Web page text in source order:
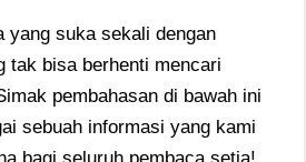
yang suka sekali dengan
tak bisa berhenti mencari
pembahasan di bawah ini
sebuah informasi yang kami